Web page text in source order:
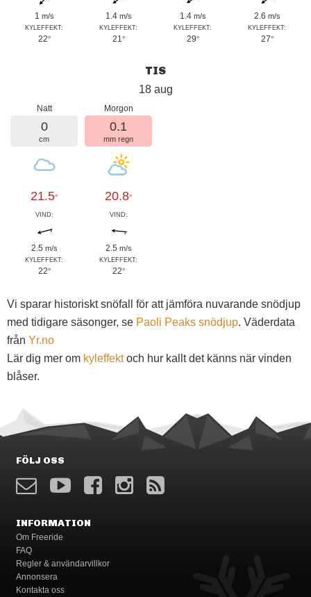
1 m/s
KYLEFFEKT:
22°
1.4 m/s
KYLEFFEKT:
21°
1.4 m/s
KYLEFFEKT:
29°
2.6 m/s
KYLEFFEKT:
27°
TIS
18 aug
Natt
0
cm
21.5°
VIND:
2.5 m/s
KYLEFFEKT:
22°
Morgon
0.1
mm regn
20.8°
VIND:
2.5 m/s
KYLEFFEKT:
22°
Vi sparar historiskt snöfall för att jämföra nuvarande snödjup
med tidigare säsonger, se Paoli Peaks snödjup. Väderdata
från Yr.no
Lär dig mer om kyleffektoch hur kallt det känns när vinden
blåser.
FÖLJ OSS
INFORMATION
Om Freeride
FAQ
Regler & användarvillkor
Annonsera
Kontakta oss